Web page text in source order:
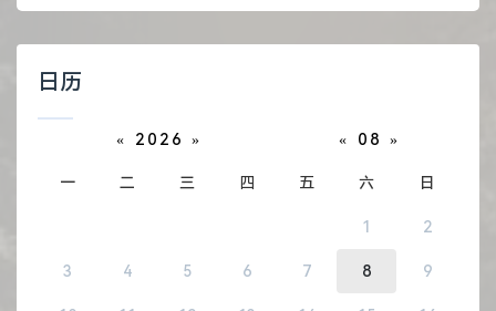
日历
« 2026 » « 08 »
一 二 三 四 五 六 日
1 2
3 4 5 6 7 8 9